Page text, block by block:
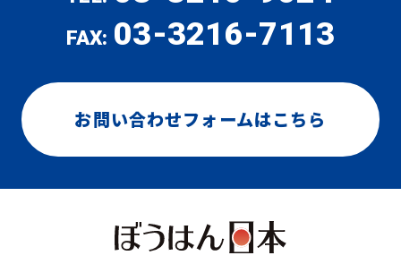
FAX: 03-3216-7113
お問い合わせフォームはこちら